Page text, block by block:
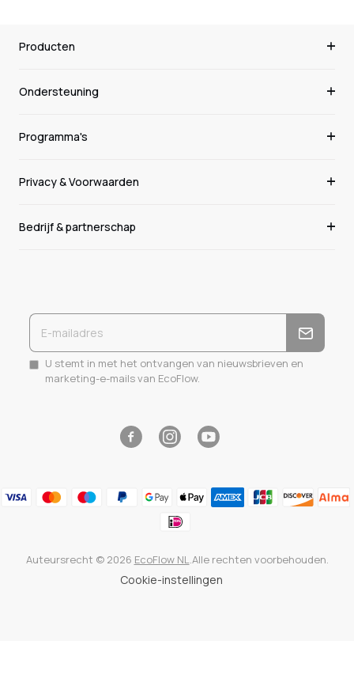
Producten
Ondersteuning
Programma's
Privacy & Voorwaarden
Bedrijf & partnerschap
U stemt in met het ontvangen van nieuwsbrieven en
marketing-e-mails van EcoFlow.
Auteursrecht © 2026 EcoFlow NL.Alle rechten voorbehouden.
Cookie-instellingen